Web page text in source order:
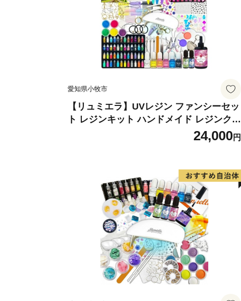
愛知県小牧市
【リュミエラ】UVレジン ファンシーセッ
ト レジンキット ハンドメイド レジンクラ
フト アクセサリーキット 手作り セット
24,000円